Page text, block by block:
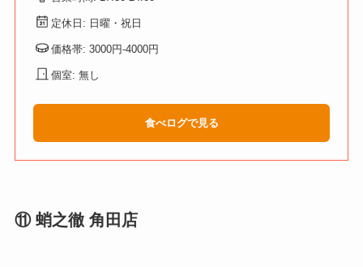
定休日: 日曜・祝日
価格帯: 3000円-4000円
個室: 無し
食べログで見る
⑪ 蛸之徹 角田店